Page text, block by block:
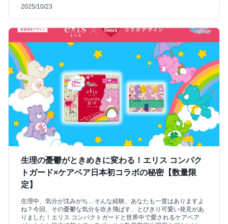
2025/10/23
生理の憂鬱がときめきに変わる！エリス コンパク
トガード×ケアベア日本初コラボの秘密【数量限
定】
生理中、気分が沈みがち…そんな経験、あなたも一度はありますよ
ね？今回、その憂鬱な気分を吹き飛ばす、とびきり可愛い発見があ
りました！エリス コンパクトガードと世界中で愛されるケアベア